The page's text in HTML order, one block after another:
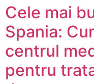
Cele mai
Spania:
centrul
pentru